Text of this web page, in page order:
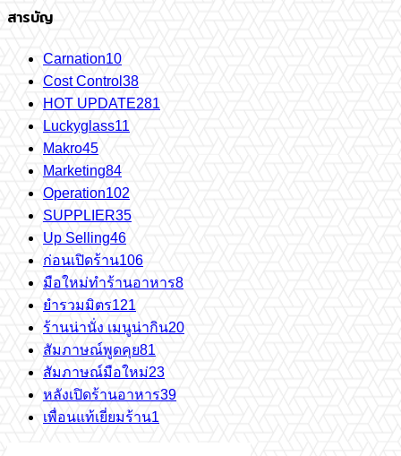
สารบัญ
Carnation10
Cost Control 38
HOT UPDATE281
Luckyglass11
Makro45
Marketing84
Operation102
SUPPLIER35
Up Selling46
ก่อนเปิดร้าน106
มือใหม่ทำร้านอาหาร8
ยำรวมมิตร121
ร้านน่านั่ง เมนูน่ากิน20
สัมภาษณ์พูดคุย81
สัมภาษณ์มือใหม่23
หลังเปิดร้านอาหาร39
เพื่อนแท้เยี่ยมร้าน1